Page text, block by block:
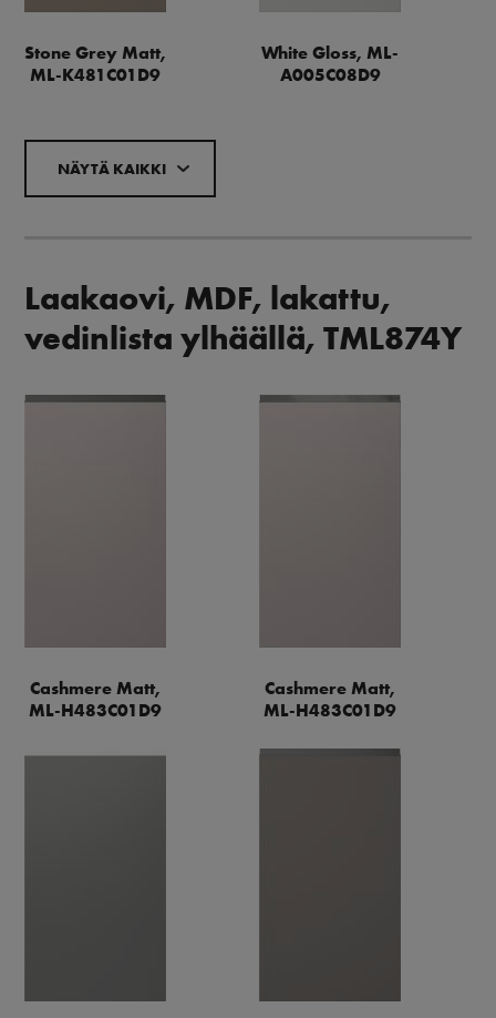
Stone Grey Matt,
ML-K481C01D9
White Gloss, ML-
A005C08D9
NÄYTÄ KAIKKI
Laakaovi, MDF, lakattu,
vedinlista ylhäällä, TML874Y
Cashmere Matt,
ML-H483C01D9
Cashmere Matt,
ML-H483C01D9